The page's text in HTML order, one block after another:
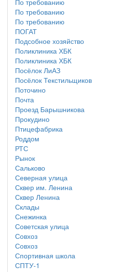
По требованию
По требованию
По требованию
ПОГАТ
Подсобное хозяйство
Поликлиника ХБК
Поликлиника ХБК
Посёлок ЛиАЗ
Посёлок Текстильщиков
Поточино
Почта
Проезд Барышникова
Прокудино
Птицефабрика
Роддом
РТС
Рынок
Сальково
Северная улица
Сквер им. Ленина
Сквер Ленина
Склады
Снежинка
Советская улица
Совхоз
Совхоз
Спортивная школа
СПТУ-1